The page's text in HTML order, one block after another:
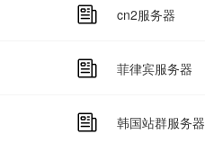
cn2服务器
菲律宾服务器
韩国站群服务器